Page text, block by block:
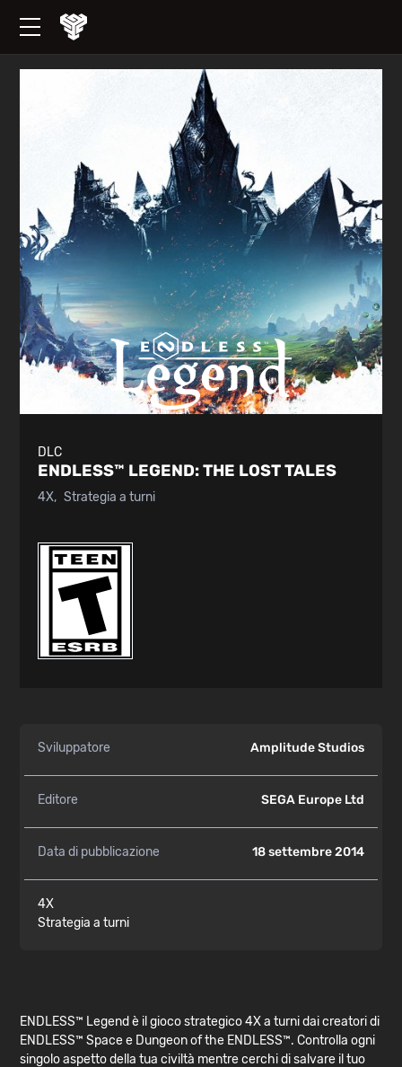
DLC
ENDLESS™ LEGEND:THE LOST TALES
4X Strategia a turni
Sviluppatore Amplitude Studios
Editore SEGA Europe Ltd
Data di pubblicazione 18 settembre 2014
4X
Strategia a turni
ENDLESS™ Legend è il gioco strategico 4X a turni dai creatori di
ENDLESS™ Space e Dungeon of the ENDLESS™. Controlla ogni
singolo aspetto della tua civiltà mentre cerchi di salvare il tuo